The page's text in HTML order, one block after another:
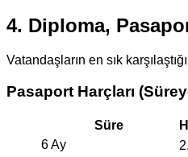
4. Diploma,
Vatandaşların en sık
Pasaport Harçları
Süre
6 Ay